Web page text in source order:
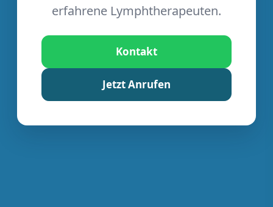
erfahrene Lymphtherapeuten.
Kontakt
Jetzt Anrufen